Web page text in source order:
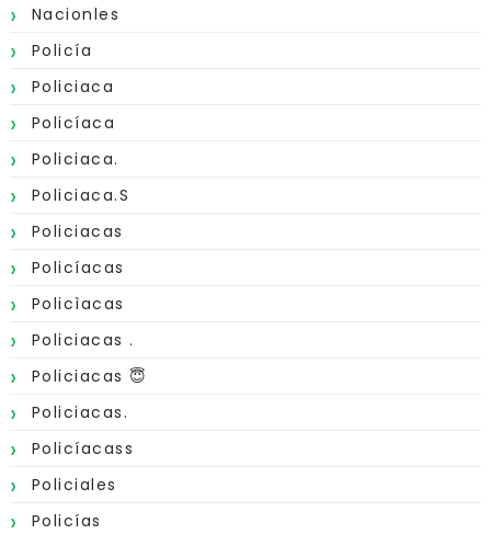
Nacionles
Policía
Policiaca
Policíaca
Policiaca.
Policiaca.s
Policiacas
Policíacas
Policìacas
Policiacas .
Policiacas 😇
Policiacas.
Policíacass
Policiales
Policías